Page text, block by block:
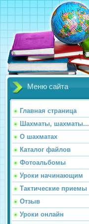
Меню сайта
Главная страница
Шахматы, шахматы...
О шахматах
Каталог файлов
Фотоальбомы
Уроки начинающим
Тактические приемы
Отзыв
Уроки онлайн